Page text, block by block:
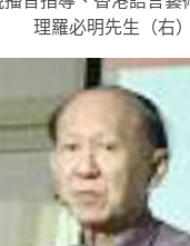
理羅必明先生（右